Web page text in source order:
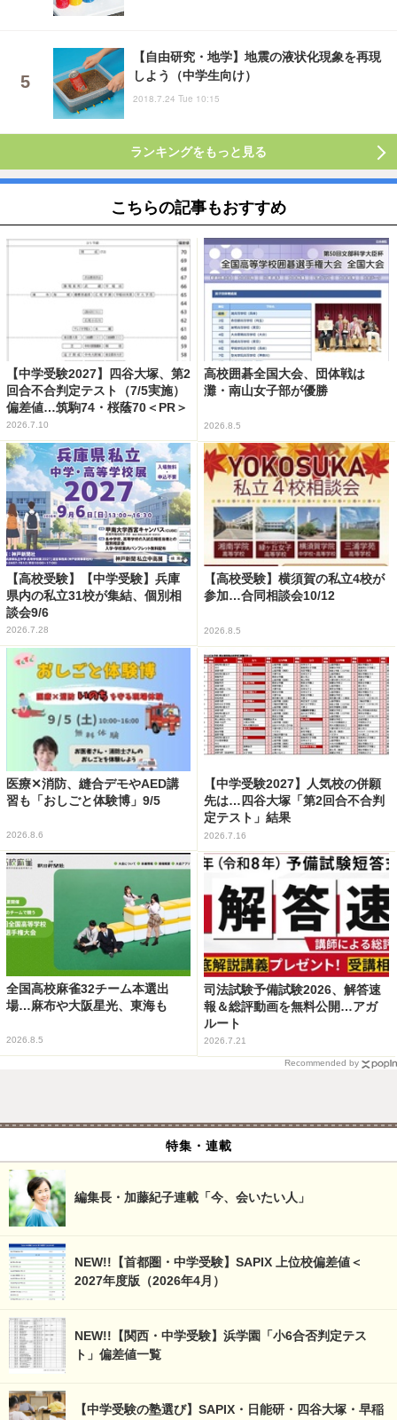
【自由研究・地学】地震の液状化現象を再現
しよう（中学生向け）
2018.7.24 Tue 10:15
ランキングをもっと見る
こちらの記事もおすすめ
【中学受験2027】四谷大塚、第2
回合不合判定テスト（7/5実施）
偏差値…筑駒74・桜蔭70＜PR＞
2026.7.10
高校囲碁全国大会、団体戦は
灘・南山女子部が優勝
2026.8.5
【高校受験】【中学受験】兵庫
県内の私立31校が集結、個別相
談会9/6
2026.7.28
【高校受験】横須賀の私立4校が
参加…合同相談会10/12
2026.8.5
医療✕消防、縫合デモやAED講
習も「おしごと体験博」9/5
2026.8.6
【中学受験2027】人気校の併願
先は…四谷大塚「第2回合不合判
定テスト」結果
2026.7.16
全国高校麻雀32チーム本選出
場…麻布や大阪星光、東海も
2026.8.5
司法試験予備試験2026、解答速
報＆総評動画を無料公開…アガ
ルート
2026.7.21
Recommended by
特集・連載
編集長・加藤紀子連載「今、会いたい人」
NEW!!【首都圏・中学受験】SAPIX 上位校偏差値＜
2027年度版（2026年4月）
NEW!!【関西・中学受験】浜学園「小6合否判定テス
ト」偏差値一覧
【中学受験の塾選び】SAPIX・日能研・四谷大塚・早稲